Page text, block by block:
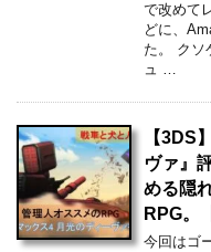
で改めて
どに、
た。 クソ
ュ …
【3DS
ヴァ』
める隠
RPG。
今回はゴ